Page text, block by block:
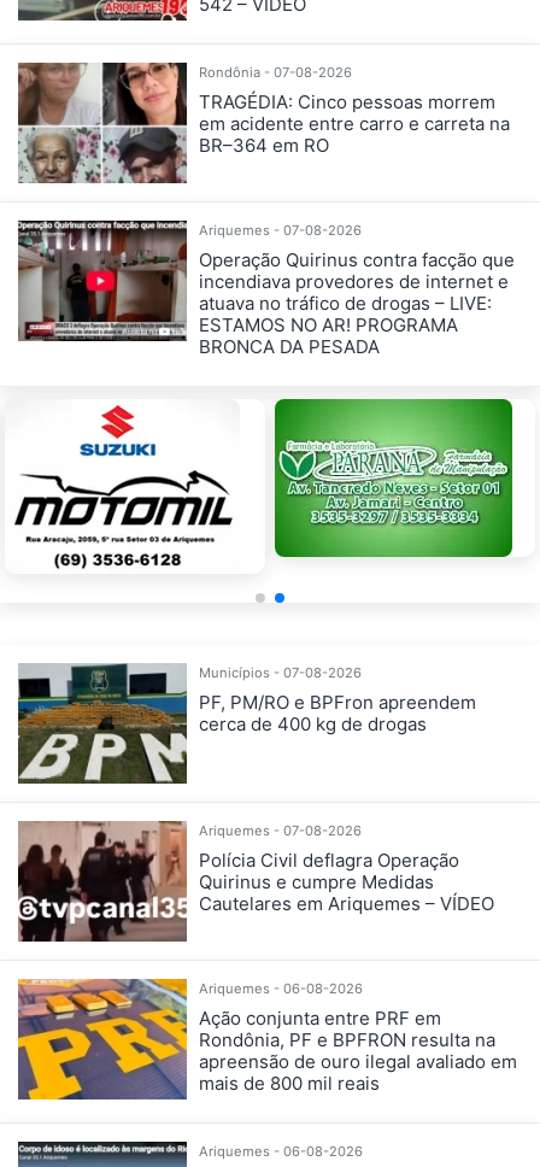
Rondônia - 07-08-2026
TRAGÉDIA: Cinco pessoas morrem
em acidente entre carro e carreta na
BR–364 em RO
Ariquemes - 07-08-2026
Operação Quirinus contra facção que
incendiava provedores de internet e
atuava no tráfico de drogas – LIVE:
ESTAMOS NO AR! PROGRAMA
BRONCA DA PESADA
Municípios - 07-08-2026
PF, PM/RO e BPFron apreendem
cerca de 400 kg de drogas
Ariquemes - 07-08-2026
Polícia Civil deflagra Operação
Quirinus e cumpre Medidas
Cautelares em Ariquemes – VÍDEO
Ariquemes - 06-08-2026
Ação conjunta entre PRF em
Rondônia, PF e BPFRON resulta na
apreensão de ouro ilegal avaliado em
mais de 800 mil reais
Ariquemes - 06-08-2026